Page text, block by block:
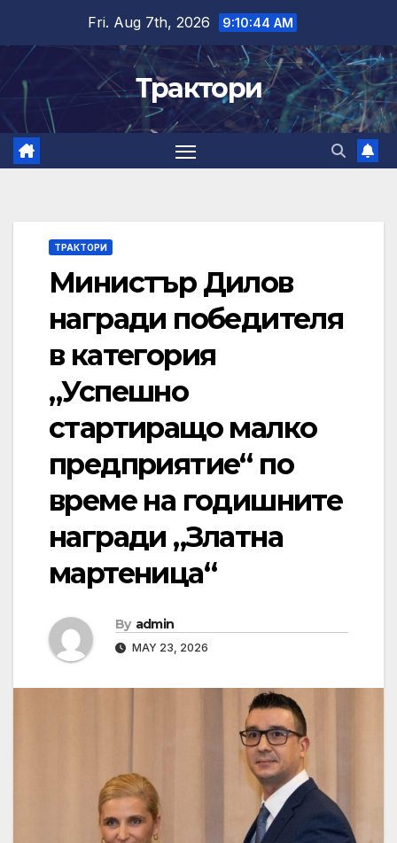
content
Fri. Aug 7th, 2026 9:10:45 AM
Трактори
ТРАКТОРИ
Министър Дилов
награди победителя
в категория
„Успешно
стартиращо малко
предприятие“ по
време на годишните
награди „Златна
мартеница“
By admin
MAY 23, 2026